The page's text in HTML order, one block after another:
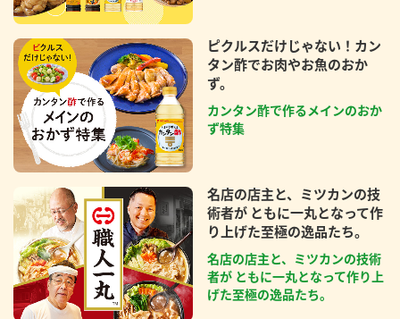
ピクルスだけじゃない！カン
タン酢でお肉やお魚のおか
ず。
カンタン酢で作るメインのおか
ず特集
名店の店主と、ミツカンの技
術者が ともに一丸となって作
り上げた至極の逸品たち。
名店の店主と、ミツカンの技術
者が ともに一丸となって作り上
げた至極の逸品たち。